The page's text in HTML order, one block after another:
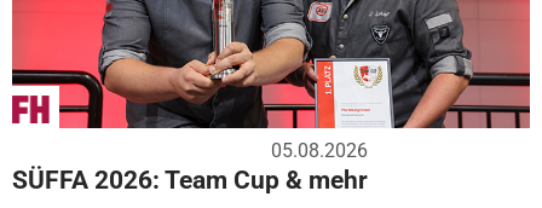
05.08.2026
SÜFFA 2026: Team Cup & mehr